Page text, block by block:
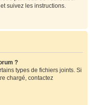
suivez les instructions.
?
types de fichiers joints. Si
chargé, contactez